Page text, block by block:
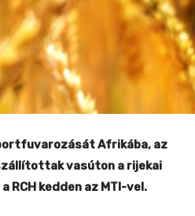
Afrikába, az
vasúton a rijekai
kedden az MTI-vel.